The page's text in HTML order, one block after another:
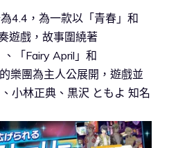
4.4，為一款以「青春」和
遊戲，故事圍繞著
、「Fairy April」和
樂團為主人公展開，遊戲並
小林正典、黒沢 ともよ 知名